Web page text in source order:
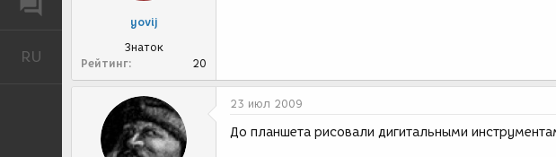
RU Русский
yovij
Знаток
Рейтинг
20
23 июл 2009
До планшета рисовали дигитальными